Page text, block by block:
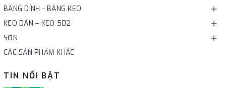
BĂNG DÍNH - BĂNG KEO
KEO DÁN – KEO 502
SƠN
CÁC SẢN PHẨM KHÁC
TIN NỔI BẬT